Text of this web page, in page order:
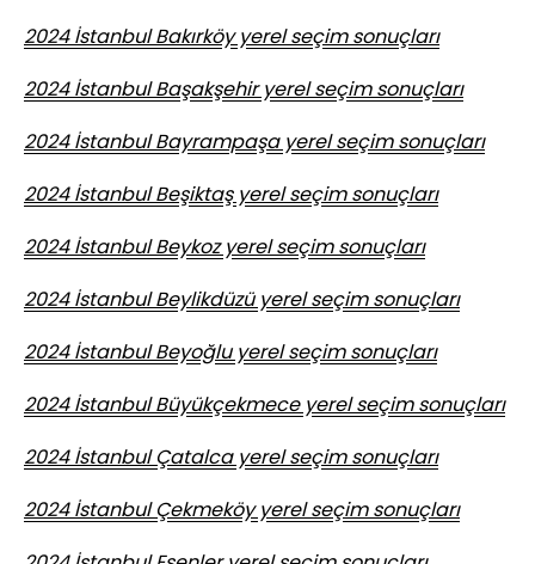
2024 İstanbul Bakırköy yerel seçim sonuçları
2024 İstanbul Başakşehir yerel seçim sonuçları
2024 İstanbul Bayrampaşa yerel seçim sonuçları
2024 İstanbul Beşiktaş yerel seçim sonuçları
2024 İstanbul Beykoz yerel seçim sonuçları
2024 İstanbul Beylikdüzü yerel seçim sonuçları
2024 İstanbul Beyoğlu yerel seçim sonuçları
2024 İstanbul Büyükçekmece yerel seçim sonuçları
2024 İstanbul Çatalca yerel seçim sonuçları
2024 İstanbul Çekmeköy yerel seçim sonuçları